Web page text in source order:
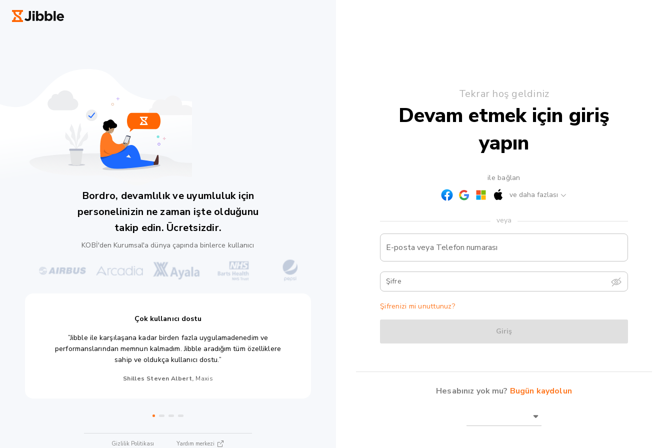
Bordro, devamlılık ve uyumluluk için
personelinizin ne zaman işte olduğunu
takip edin. Ücretsizdir.
KOBİ'den Kurumsal'a dünya çapında binlerce kullanıcı
Çok kullanıcı dostu
”Jibble ile karşılaşana kadar birden fazla uygulamadenedim ve
performanslarından memnun kalmadım. Jibble aradığım tüm özelliklere
sahip ve oldukça kullanıcı dostu.”
Shilles Steven Albert, Maxis
Gizlilik Politikası Yardım merkezi
Tekrar hoş geldiniz
Devam etmek için giriş
yapın
ile bağlan
ve daha fazlası
veya
E-posta veya Telefon numarası
Şifre
Şifrenizi mi unuttunuz?
Giriş
Hesabınız yok mu? Bugün kaydolun